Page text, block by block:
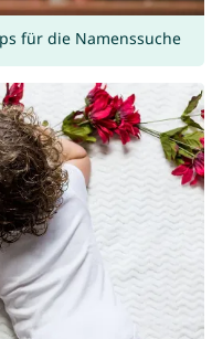
für die Namenssuche